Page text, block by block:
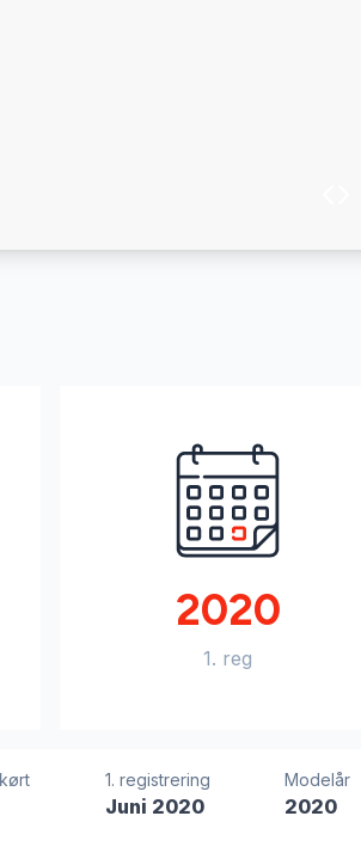
2020
1. reg
1. registrering
Juni 2020
Modelår
2020